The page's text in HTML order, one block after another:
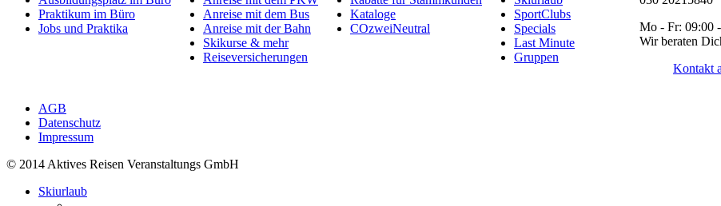
Praktikum im Büro
Jobs und Praktika
Anreise mit dem Bus
Anreise mit der Bahn
Skikurse & mehr
Reiseversicherungen
Kataloge
COzweiNeutral
SportClubs
Specials
Last Minute
Gruppen
Mo - Fr: 09:00
Wir beraten
Kontakt
AGB
Datenschutz
Impressum
© 2014 Aktives Reisen Veranstaltungs GmbH
Skiurlaub